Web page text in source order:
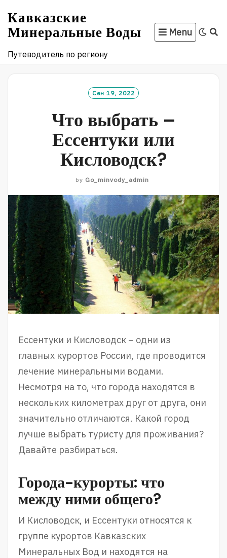
to
content
Кавказские
Минеральные Воды
Путеводитель по региону
Menu
Сен 19, 2022
Что выбрать –
Ессентуки или
Кисловодск?
by Go_minvody_admin
Ессентуки и Кисловодск – одни из
главных курортов России, где проводится
лечение минеральными водами.
Несмотря на то, что города находятся в
нескольких километрах друг от друга, они
значительно отличаются. Какой город
лучше выбрать туристу для проживания?
Давайте разбираться.
Города-курорты: что
между ними общего?
И Кисловодск, и Ессентуки относятся к
группе курортов Кавказских
Минеральных Вод и находятся на